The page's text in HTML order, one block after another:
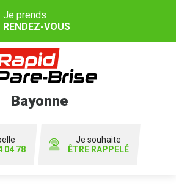
Je prends
RENDEZ-VOUS
Bayonne
04 78
Je souhaite
ÊTRE RAPPELÉ